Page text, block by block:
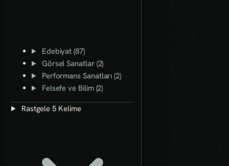
Edebiyat (87)
Görsel Sanatlar (2)
Performans Sanatları (2)
Felsefe ve Bilim (2)
Rastgele 5 Kelime